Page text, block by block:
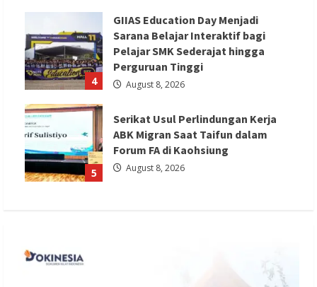
4
GIIAS Education Day Menjadi
Sarana Belajar Interaktif bagi
Pelajar SMK Sederajat hingga
Perguruan Tinggi
August 8, 2026
5
Serikat Usul Perlindungan Kerja
ABK Migran Saat Taifun dalam
Forum FA di Kaohsiung
August 8, 2026